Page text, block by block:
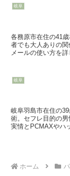
岐阜
各務原市在住の41
者でも大人ありの
メールの使い方を詳
岐阜
岐阜羽島市在住の
術。セフレ目的の
実情とPCMAXやハ
ホーム